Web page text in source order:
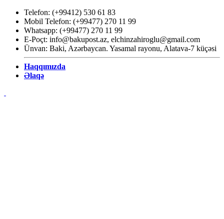
Telefon: (+99412) 530 61 83
Mobil Telefon: (+99477) 270 11 99
Whatsapp: (+99477) 270 11 99
E-Poçt: info@bakupost.az, elchinzahiroglu@gmail.com
Ünvan: Baki, Azərbaycan. Yasamal rayonu, Alatava-7 küçəsi
Haqqımızda
Əlaqə